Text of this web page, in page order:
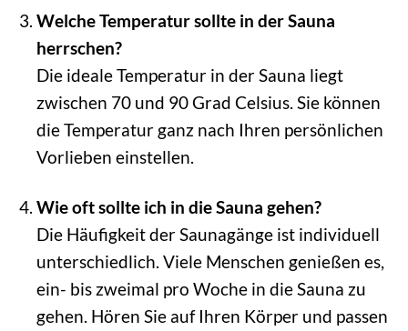
Welche Temperatur sollte in der Sauna
herrschen?
Die ideale Temperatur in der Sauna liegt
zwischen 70 und 90 Grad Celsius. Sie können
die Temperatur ganz nach Ihren persönlichen
Vorlieben einstellen.
Wie oft sollte ich in die Sauna gehen?
Die Häufigkeit der Saunagänge ist individuell
unterschiedlich. Viele Menschen genießen es,
ein- bis zweimal pro Woche in die Sauna zu
gehen. Hören Sie auf Ihren Körper und passen